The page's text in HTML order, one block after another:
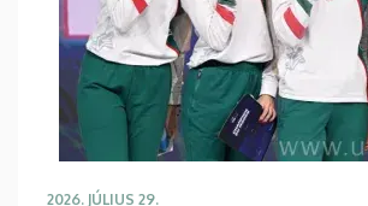
2026. JÚLIUS 29.